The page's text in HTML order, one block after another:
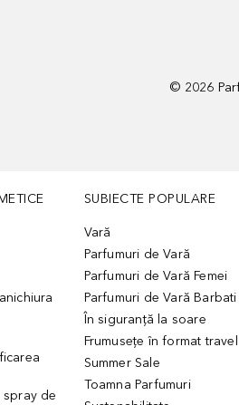
© 2026
spray de
SUBIECTE POPULARE
Vară
Parfumuri de Vară
Parfumuri de Vară Femei
Parfumuri de Vară Barbati
În siguranță la soare
Frumusețe în format travel
Summer Sale
Toamna Parfumuri